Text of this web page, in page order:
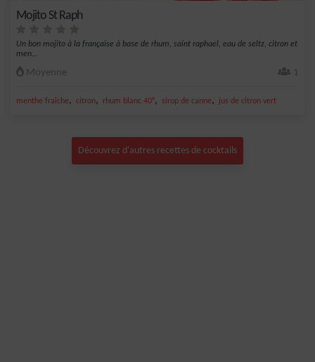
Mojito St Raph
Un bon mojito à la française à base de rhum, saint raphael, eau de seltz, citron et
men...
Moyenne 1
menthe fraîche, citron, rhum blanc 40°, sirop de canne, jus de citron vert
Découvrez d'autres recettes de cocktails